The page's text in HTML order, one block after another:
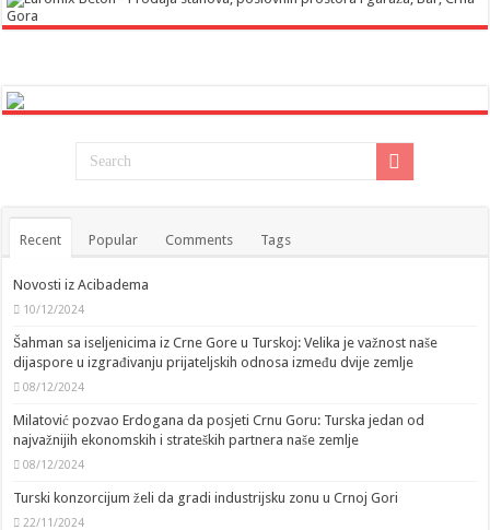
Recent Popular Comments Tags
Novosti iz Acibadema
10/12/2024
Šahman sa iseljenicima iz Crne Gore u Turskoj: Velika je važnost naše
dijaspore u izgrađivanju prijateljskih odnosa između dvije zemlje
08/12/2024
Milatović pozvao Erdogana da posjeti Crnu Goru: Turska jedan od
najvažnijih ekonomskih i strateških partnera naše zemlje
08/12/2024
Turski konzorcijum želi da gradi industrijsku zonu u Crnoj Gori
22/11/2024